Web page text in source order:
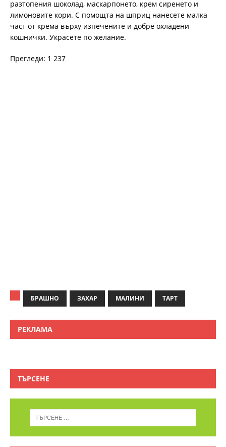
разтопения шоколад, маскарпонето, крем сиренето и
лимоновите кори. С помощта на шприц нанесете малка
част от крема върху изпечените и добре охладени
кошнички. Украсете по желание.
Прегледи: 1 237
БРАШНО ЗАХАР МАЛИНИ ТАРТ
РЕКЛАМА
ТЪРСЕНЕ